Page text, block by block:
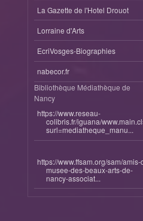
La Gazette de l'Hotel Drouot
Lorraine d'Arts
EcriVosges-Biographies
nabecor.fr
Bibliothèque Médiathèque de
Nancy
https://www.reseau-
colibris.fr/iguana/
surl=mediatheque_manu...
https://www.ffsam.org/sam/amis-
musee-des-beaux-arts-de-
nancy-associat...